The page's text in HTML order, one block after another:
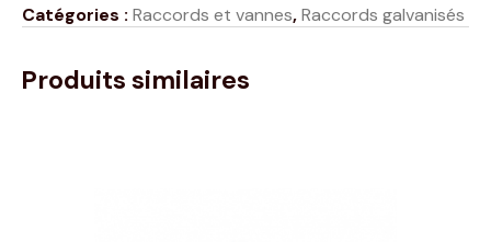
Catégories : Raccords et vannes,Raccords galvanisés
Produits similaires